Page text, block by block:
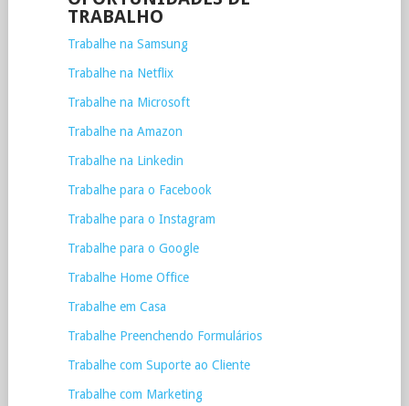
TRABALHO
Trabalhe na Samsung
Trabalhe na Netflix
Trabalhe na Microsoft
Trabalhe na Amazon
Trabalhe na Linkedin
Trabalhe para o Facebook
Trabalhe para o Instagram
Trabalhe para o Google
Trabalhe Home Office
Trabalhe em Casa
Trabalhe Preenchendo Formulários
Trabalhe com Suporte ao Cliente
Trabalhe com Marketing